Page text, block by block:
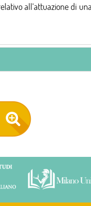
all’attuazione di